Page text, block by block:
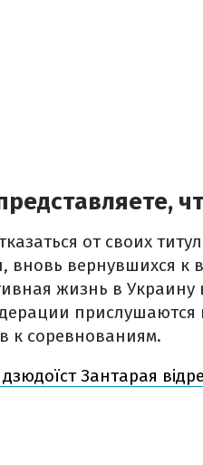
от своих
вновь вернувшихся к
жизнь в Украину
прислушаются
к соревнованиям.
Зантарая